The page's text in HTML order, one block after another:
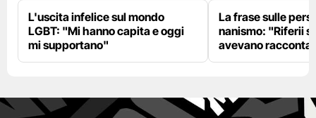
L'uscita infelice sul mondo
LGBT: "Mi hanno capita e oggi
mi supportano"
La frase sulle
nanismo: "Riferii
avevano